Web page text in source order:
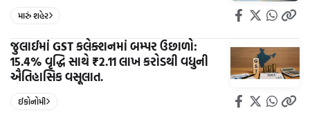
મારું શહેર
જુલાઈમાં GST કલેક્શનમાં બમ્પર ઉછાળો:
15.4% વૃદ્ધિ સાથે ₹2.11 લાખ કરોડથી વધુની
ઐતિહાસિક વસૂલાત.
ઈકોનોમી